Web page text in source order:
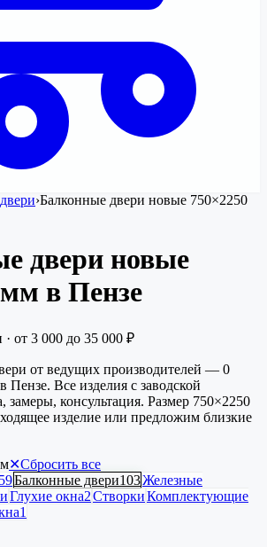
›Балконные двери новые 750×2250
двери новые
в Пензе
· от 3 000 до 35 000 ₽
от ведущих производителей — 0
Пензе. Все изделия с заводской
замеры, консультация. Размер 750×2250
изделие или предложим близкие
✕Сбросить все
Балконные двери103Железные
Глухие окна2СтворкиКомплектующие
1